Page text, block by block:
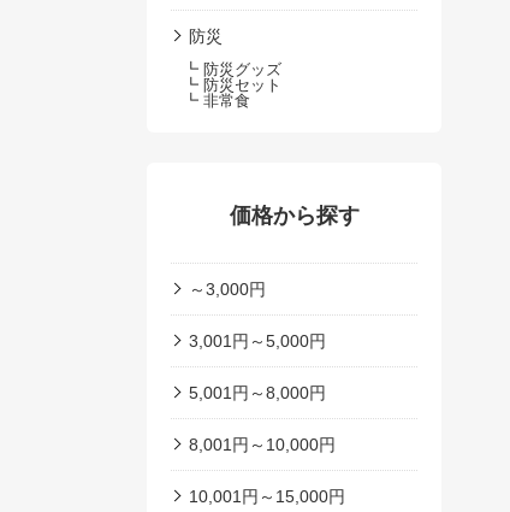
防災
┗ 防災グッズ
┗ 防災セット
┗ 非常食
価格から探す
～3,000円
3,001円～5,000円
5,001円～8,000円
8,001円～10,000円
10,001円～15,000円